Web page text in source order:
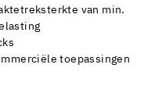
van min.
toepassingen